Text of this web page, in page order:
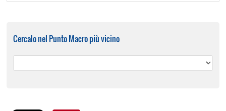
Cercalo nel Punto Macro più vicino